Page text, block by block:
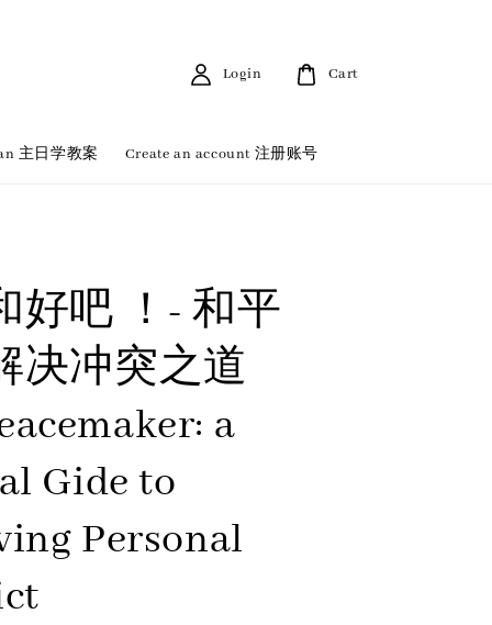
主日学教案 Create an account 注册账号
Login Cart
好吧 ！- 和平
决冲突之道
a
Gide to
Personal